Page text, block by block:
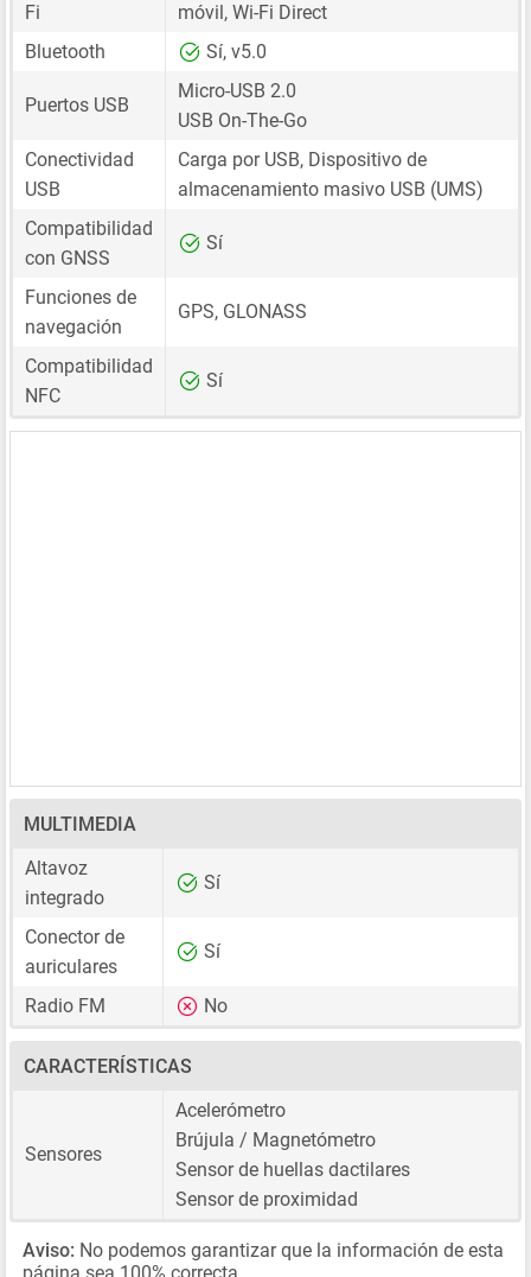
Fi
móvil, Wi-Fi Direct
Bluetooth
Sí, v5.0
Puertos USB
Micro-USB 2.0
USB On-The-Go
Conectividad
USB
Carga por USB, Dispositivo de
almacenamiento masivo USB (UMS)
Compatibilidad
con GNSS
Sí
Funciones de
navegación
GPS, GLONASS
Compatibilidad
NFC
Sí
MULTIMEDIA
Altavoz
integrado
Sí
Conector de
auriculares
Sí
Radio FM No
CARACTERÍSTICAS
Sensores
Acelerómetro
Brújula / Magnetómetro
Sensor de huellas dactilares
Sensor de proximidad
Aviso: No podemos garantizar que la información de esta